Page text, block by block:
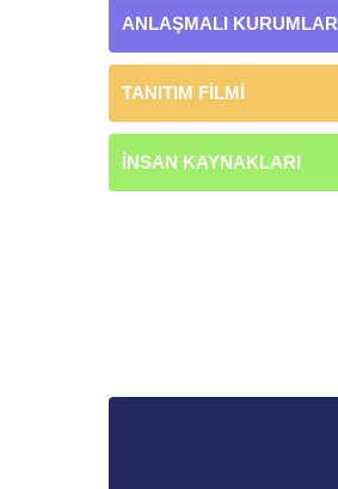
ANLAŞMALI KURUMLAR
TANITIM FİLMİ
İNSAN KAYNAKLARI